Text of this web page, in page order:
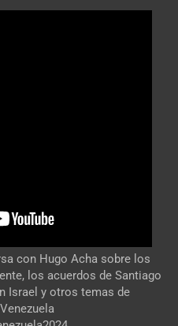
con Hugo Acha sobre los
los acuerdos de Santiago
Israel y otros temas de